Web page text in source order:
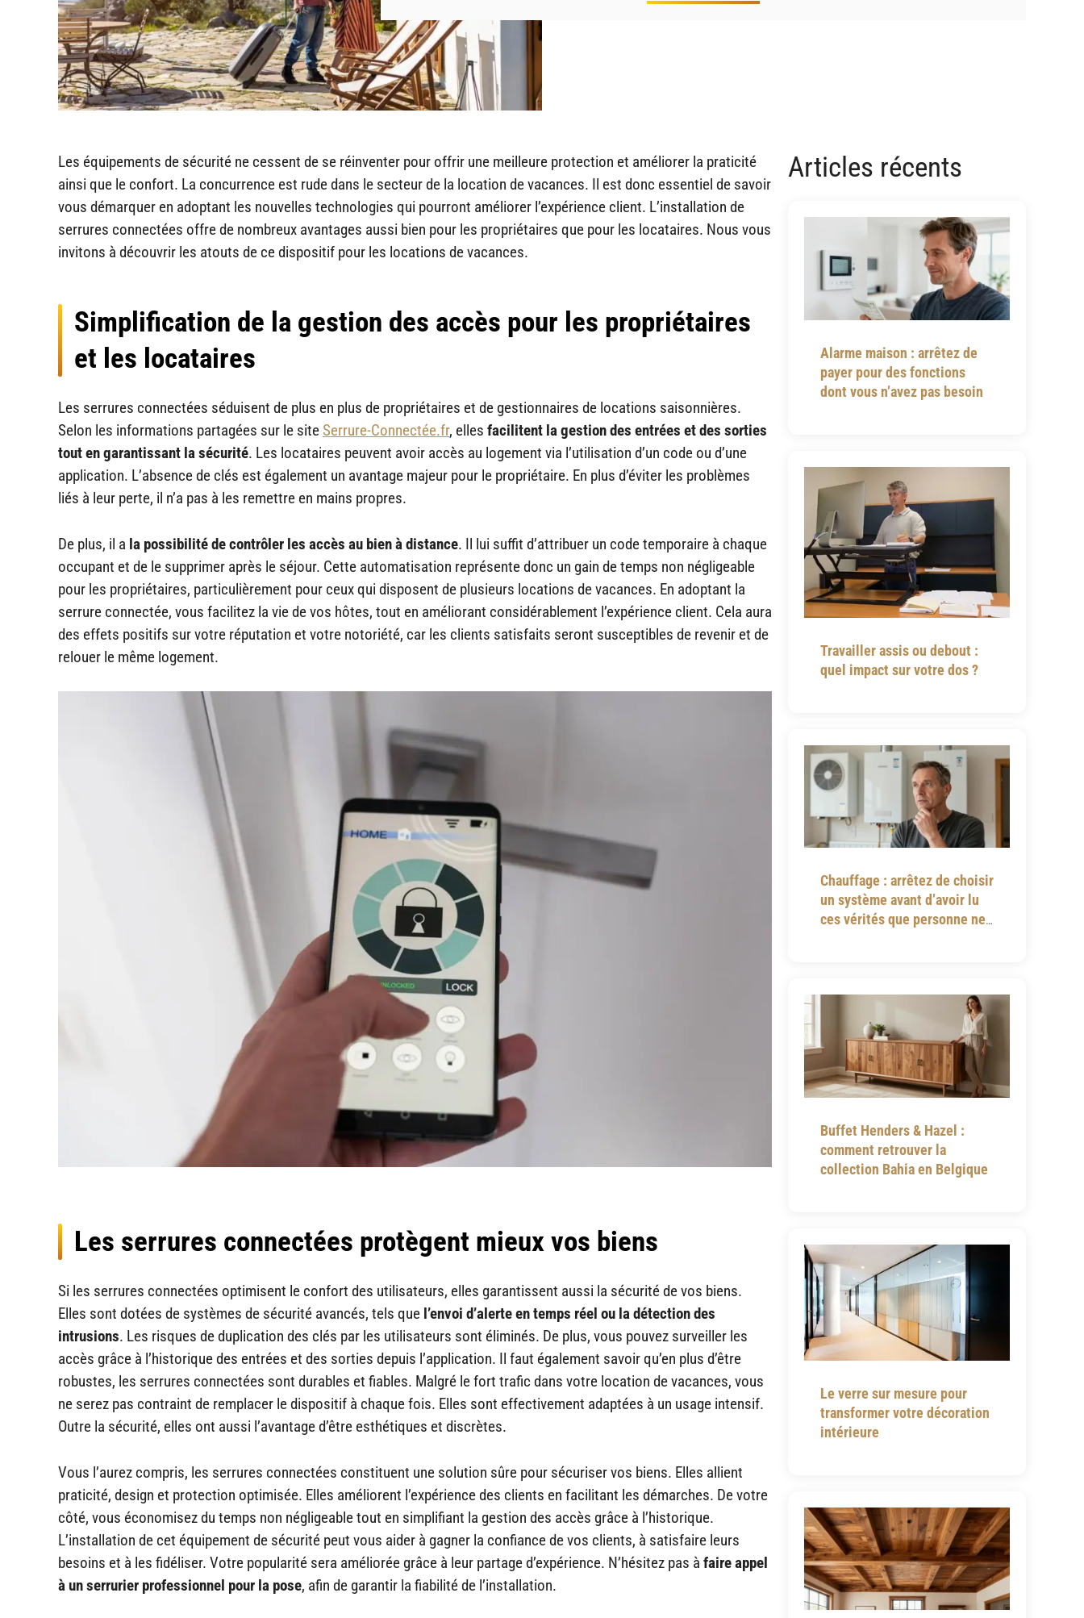
Les équipements de sécurité ne cessent de se réinventer pour offrir une meilleure protection et améliorer la praticité
ainsi que le confort. La concurrence est rude dans le secteur de la location de vacances. Il est donc essentiel de savoir
vous démarquer en adoptant les nouvelles technologies qui pourront améliorer l’expérience client. L’installation de
serrures connectées offre de nombreux avantages aussi bien pour les propriétaires que pour les locataires. Nous vous
invitons à découvrir les atouts de ce dispositif pour les locations de vacances.
Simplification de la gestion des accès pour les propriétaires
et les locataires
Les serrures connectées séduisent de plus en plus de propriétaires et de gestionnaires de locations saisonnières.
Selon les informations partagées sur le siteSerrure-Connectée.fr, elles facilitent la gestion des entrées et des sorties
tout en garantissant la sécurité. Les locataires peuvent avoir accès au logement via l’utilisation d’un code ou d’une
application. L’absence de clés est également un avantage majeur pour le propriétaire. En plus d’éviter les problèmes
liés à leur perte, il n’a pas à les remettre en mains propres.
De plus, il a la possibilité de contrôler les accès au bien à distance. Il lui suffit d’attribuer un code temporaire à chaque
occupant et de le supprimer après le séjour. Cette automatisation représente donc un gain de temps non négligeable
pour les propriétaires, particulièrement pour ceux qui disposent de plusieurs locations de vacances. En adoptant la
serrure connectée, vous facilitez la vie de vos hôtes, tout en améliorant considérablement l’expérience client. Cela aura
des effets positifs sur votre réputation et votre notoriété, car les clients satisfaits seront susceptibles de revenir et de
relouer le même logement.
Les serrures connectées protègent mieux vos biens
Si les serrures connectées optimisent le confort des utilisateurs, elles garantissent aussi la sécurité de vos biens.
Elles sont dotées de systèmes de sécurité avancés, tels que l’envoi d’alerte en temps réel ou la détection des
intrusions. Les risques de duplication des clés par les utilisateurs sont éliminés. De plus, vous pouvez surveiller les
accès grâce à l’historique des entrées et des sorties depuis l’application. Il faut également savoir qu’en plus d’être
robustes, les serrures connectées sont durables et fiables. Malgré le fort trafic dans votre location de vacances, vous
ne serez pas contraint de remplacer le dispositif à chaque fois. Elles sont effectivement adaptées à un usage intensif.
Outre la sécurité, elles ont aussi l’avantage d’être esthétiques et discrètes.
Vous l’aurez compris, les serrures connectées constituent une solution sûre pour sécuriser vos biens. Elles allient
praticité, design et protection optimisée. Elles améliorent l’expérience des clients en facilitant les démarches. De votre
côté, vous économisez du temps non négligeable tout en simplifiant la gestion des accès grâce à l’historique.
L’installation de cet équipement de sécurité peut vous aider à gagner la confiance de vos clients, à satisfaire leurs
besoins et à les fidéliser. Votre popularité sera améliorée grâce à leur partage d’expérience. N’hésitez pas à faire appel
à un serrurier professionnel pour la pose, afin de garantir la fiabilité de l’installation.
Articles récents
Alarme maison : arrêtez de
payer pour des fonctions
dont vous n’avez pas besoin
Travailler assis ou debout :
quel impact sur votre dos ?
Chauffage : arrêtez de choisir
un système avant d’avoir lu
ces vérités que personne ne
Buffet Henders & Hazel :
comment retrouver la
collection Bahia en Belgique
Le verre sur mesure pour
transformer votre décoration
intérieure